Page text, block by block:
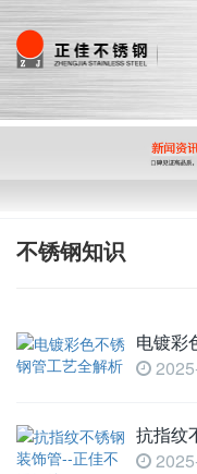
不锈钢知识
电镀彩
抗指纹